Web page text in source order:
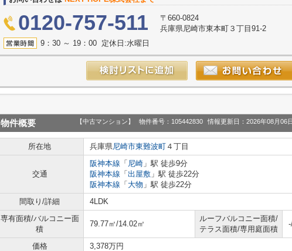
0120-757-511
〒660-0824
兵庫県尼崎市東本町３丁目91-2
9：30 ～ 19：00 定休日:水曜日
物件概要 【中古マンション】 物件番号：105442830 情報更新日：2026年08月06日
所在地 兵庫県尼崎市東難波町 ４丁目
交通
阪神本線 「 尼崎 」駅 徒歩9分
阪神本線 「 出屋敷 」駅 徒歩22分
阪神本線 「 大物 」駅 徒歩22分
間取り/詳細
4LDK
専有面積/バルコニー面
積
79.77㎡/14.02㎡
ルーフバルコニー面積/
テラス面積/専用庭面積
価格
3,378万円